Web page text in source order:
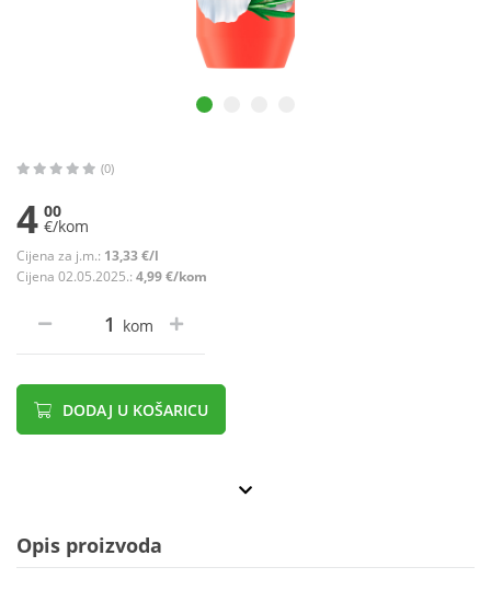
(0)
4 00
€/kom
Cijena za j.m.: 13,33 €/l
Cijena 02.05.2025.: 4,99 €/kom
kom
DODAJ U KOŠARICU
Opis proizvoda